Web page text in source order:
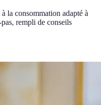
la consommation adapté à
rempli de conseils